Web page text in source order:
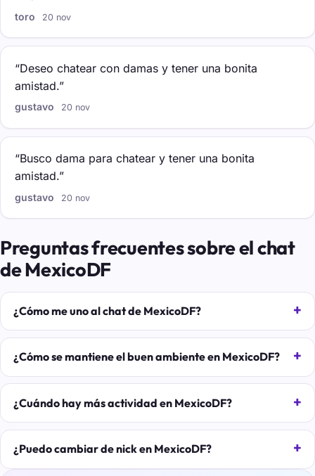
toro 20 nov
“Deseo chatear con damas y tener una bonita
amistad.”
gustavo 20 nov
“Busco dama para chatear y tener una bonita
amistad.”
gustavo 20 nov
Preguntas frecuentes sobre el chat
de MexicoDF
¿Cómo me uno al chat de MexicoDF?
¿Cómo se mantiene el buen ambiente en MexicoDF?
¿Cuándo hay más actividad en MexicoDF?
¿Puedo cambiar de nick en MexicoDF?